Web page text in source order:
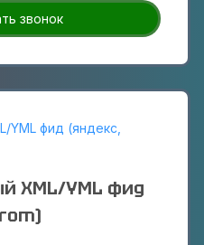
звонок
XML/YML фид